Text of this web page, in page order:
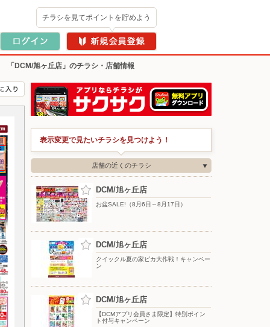
チラシを見てポイントを貯めよう
「DCM/旭ヶ丘店」のチラシ・店舗情報
表示変更で見たいチラシを見つけよう！
店舗の近くのチラシ
DCM/旭ヶ丘店
お盆SALE!（8月6日～8月17日）
DCM/旭ヶ丘店
クイックル夏の家ピカ大作戦！キャンペー
ン
DCM/旭ヶ丘店
【DCMアプリ会員さま限定】特別ポイン
ト付与キャンペーン